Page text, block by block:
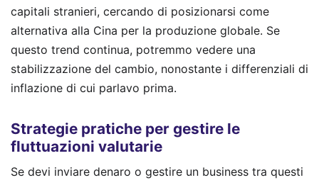
capitali stranieri, cercando di posizionarsi come
alternativa alla Cina per la produzione globale. Se
questo trend continua, potremmo vedere una
stabilizzazione del cambio, nonostante i differenziali di
inflazione di cui parlavo prima.
Strategie pratiche per gestire le
fluttuazioni valutarie
Se devi inviare denaro o gestire un business tra questi